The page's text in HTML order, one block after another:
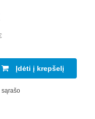
Įdėti į krepšelį
sąrašo